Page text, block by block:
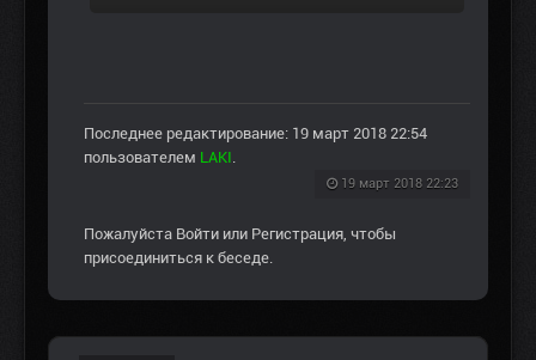
Последнее редактирование: 19 март 2018 22:54
пользователем LAKI
19 март 2018 22:23
Пожалуйста Войти или Регистрация , чтобы
присоединиться к беседе.